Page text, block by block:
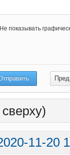
Не показывать
11-20